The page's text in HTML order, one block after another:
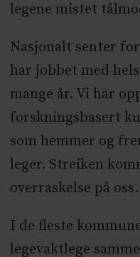
legene mistet
Nasjonalt senter
har jobbet med
mange år. Vi har
forskningsbasert
som hemmer og
leger. Streiken
overraskelse på oss.
I de fleste
legevaktlege